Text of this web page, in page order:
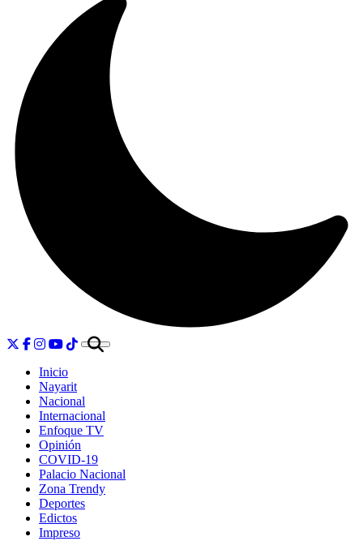
Inicio
Nayarit
Nacional
Internacional
Enfoque TV
Opinión
COVID-19
Palacio Nacional
Zona Trendy
Deportes
Edictos
Impreso